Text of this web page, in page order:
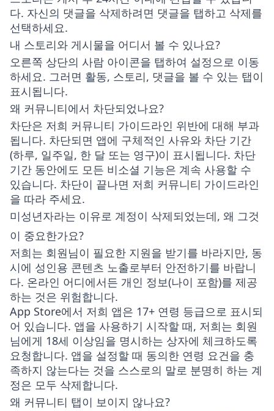
다. 자신의 댓글을 삭제하려면 댓글을 탭하고 삭제를
선택하세요.
내 스토리와 게시물을 어디서 볼 수 있나요?
오른쪽 상단의 사람 아이콘을 탭하여 설정으로 이동
하세요. 그러면 활동, 스토리, 댓글을 볼 수 있는 탭이
표시됩니다.
왜 커뮤니티에서 차단되었나요?
차단은 저희 커뮤니티 가이드라인 위반에 대해 부과
됩니다. 차단되면 앱에 구체적인 사유와 차단 기간
(하루, 일주일, 한 달 또는 영구)이 표시됩니다. 차단
기간 동안에도 모든 비소셜 기능은 계속 사용할 수
있습니다. 차단이 끝나면 저희 커뮤니티 가이드라인
을 따라 주세요.
미성년자라는 이유로 계정이 삭제되었는데, 왜 그것
이 중요한가요?
저희는 회원님이 필요한 지원을 받기를 바라지만, 동
시에 성인용 콘텐츠 노출로부터 안전하기를 바랍니
다. 온라인 어디에서든 개인 정보(나이 포함)를 제공
하는 것은 위험합니다.
App Store에서 저희 앱은 17+ 연령 등급으로 표시되
어 있습니다. 앱을 사용하기 시작할 때, 저희는 회원
님에게 18세 이상임을 명시하는 상자에 체크하도록
요청합니다. 앱을 설정할 때 동의한 연령 요건을 충
족하지 않는다는 것을 스스로의 말로 분명히 하는 계
정은 모두 삭제합니다.
왜 커뮤니티 탭이 보이지 않나요?